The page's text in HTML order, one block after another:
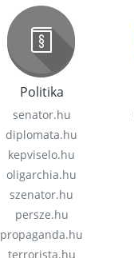
Politika
senator.hu
diplomata.hu
kepviselo.hu
oligarchia.hu
szenator.hu
persze.hu
propaganda.hu
terrorista.hu